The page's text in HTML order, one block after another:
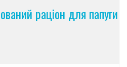
раціон для папуги